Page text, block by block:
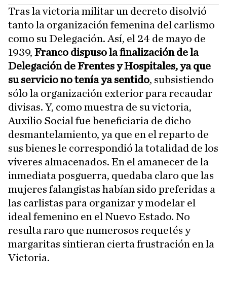
Tras la victoria militar un decreto disolvió
tanto la organización femenina del carlismo
como su Delegación. Así, el 24 de mayo de
1939, Franco dispuso la finalización de la
Delegación de Frentes y Hospitales, ya que
su servicio no tenía ya sentido, subsistiendo
sólo la organización exterior para recaudar
divisas. Y, como muestra de su victoria,
Auxilio Social fue beneficiaria de dicho
desmantelamiento, ya que en el reparto de
sus bienes le correspondió la totalidad de los
víveres almacenados. En el amanecer de la
inmediata posguerra, quedaba claro que las
mujeres falangistas habían sido preferidas a
las carlistas para organizar y modelar el
ideal femenino en el Nuevo Estado. No
resulta raro que numerosos requetés y
margaritas sintieran cierta frustración en la
Victoria.